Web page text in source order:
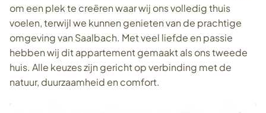
om een plek te creëren waar wij ons volledig thuis
voelen, terwijl we kunnen genieten van de prachtige
omgeving van Saalbach. Met veel liefde en passie
hebben wij dit appartement gemaakt als ons tweede
huis. Alle keuzes zijn gericht op verbinding met de
natuur, duurzaamheid en comfort.